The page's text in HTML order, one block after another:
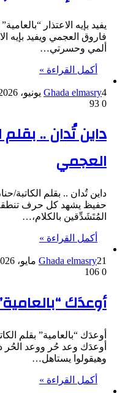
يفيد بإيه الاعتذار
فاروق العجمي ويفيد بإيه
ألمي وحسرتي…
أكمل القراءة »
Ghada elmasry4 يونيو، 2026
0
داين تُدان ..
العجمي
داين تُدان .. بقلم
حفيظ يشهد كل حرف تنطقه
المُتَشَدِّقين بالكلام،…
أكمل القراءة »
Ghada elmasry21 مايو، 2026
0
أوعدَك
أوعدَك “بالعامية” بقلم
أوعدَك وعد حُر ووعد الحُر
وهيقولوا يستاهل…
أكمل القراءة »